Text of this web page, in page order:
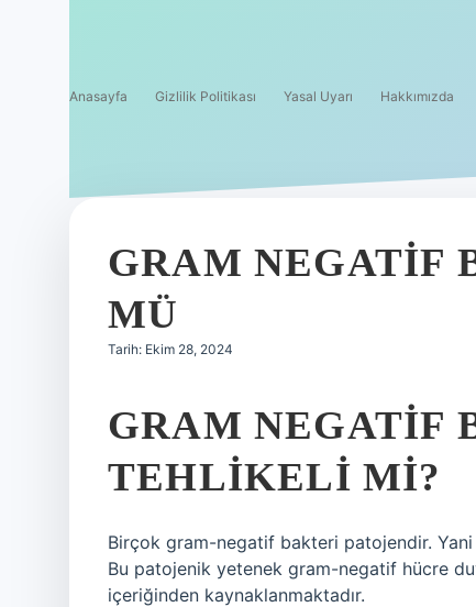
Anasayfa Gizlilik Politikası Yasal Uyarı Hakkımızda
GRAM NEGATIF
MÜ
Tarih: Ekim 28, 2024
GRAM NEGATIF
TEHLIKELI MI?
Birçok gram-negatif bakteri patojendir.
Bu patojenik yetenek gram-negatif hücre
içeriğinden kaynaklanmaktadır.